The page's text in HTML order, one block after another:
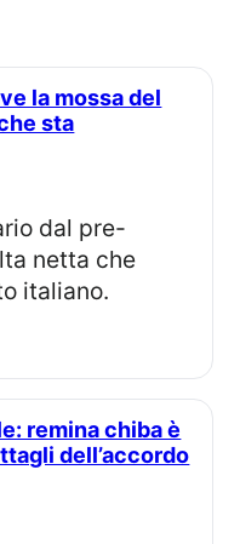
sta
netta che
italiano.
dell’accordo